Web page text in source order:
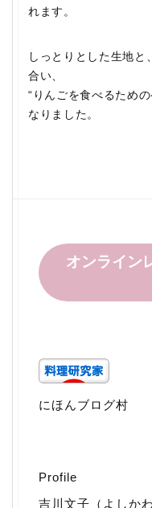
れます。
しっとりとした生地と
合い、
“りんごを食べるため
なりました。
オンライン
にほんブログ村
Profile
吉川文子（よしか